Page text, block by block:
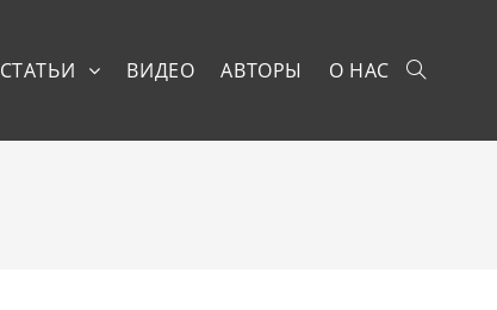
СТАТЬИ ВИДЕО АВТОРЫ О НАС